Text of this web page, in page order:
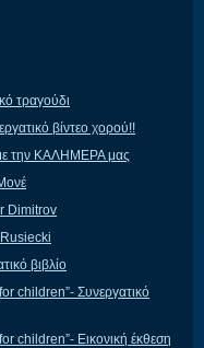
τραγούδι
βίντεο χορού!!
την ΚΑΛΗΜΕΡΑ μας
Dimitrov
βιβλίο
children”- Συνεργατικό
children”- Εικονική έκθεση